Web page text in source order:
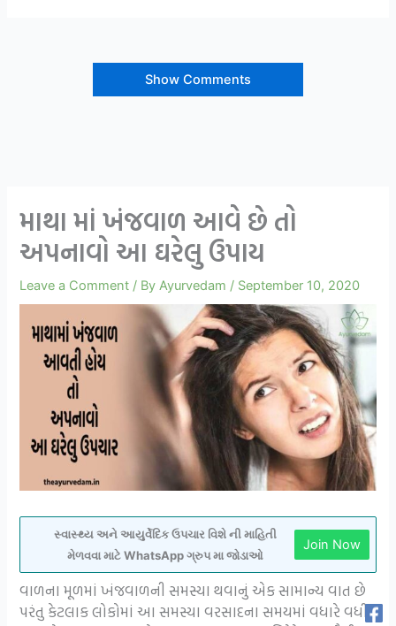
Show Comments
માથા માં ખંજવાળ આવે છે તો
અપનાવો આ ઘરેલુ ઉપાય
Leave a Comment / ByAyurvedam / September 10, 2020
સ્વાસ્થ્ય અને આયુર્વેદિક ઉપચાર વિશે ની માહિતી
મેળવવા માટે WhatsApp ગ્રુપ મા જોડાઓ
Join Now
વાળના મૂળમાં ખંજવાળની સમસ્યા થવાનું એક સામાન્ય વાત છે
પરંતુ કેટલાક લોકોમાં આ સમસ્યા વરસાદના સમયમાં વધારે વધી